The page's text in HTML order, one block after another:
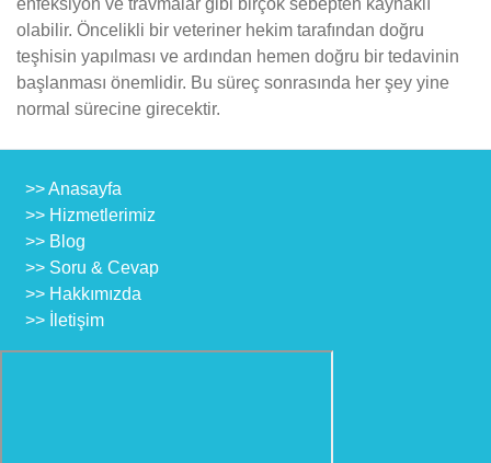
olabilir. Öncelikli bir veteriner hekim tarafından doğru
teşhisin yapılması ve ardından hemen doğru bir tedavinin
başlanması önemlidir. Bu süreç sonrasında her şey yine
normal sürecine girecektir.
>> Anasayfa
>> Hizmetlerimiz
>> Blog
>> Soru & Cevap
>> Hakkımızda
>> İletişim